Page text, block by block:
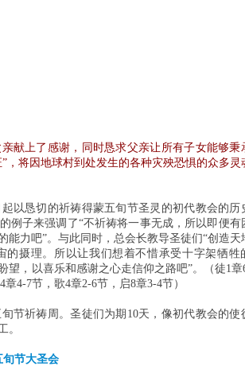
献上了感谢，同时恳求父亲让所有子女能够秉
将因地球村到处发生的各种灾殃恐惧的众多灵
以恳切的祈祷得蒙五旬节圣灵的初代教会的历
例子来强调了“不祈祷将一事无成，所以即便有
能力吧”。与此同时，总会长教导圣徒们“创造天
摄理。所以让我们想着不惜承受十字架牺牲
望，以喜乐和感谢之心走信仰之路吧”。（徒1章
4-7节，歌4章2-6节，启8章3-4节）
节祈祷周。圣徒们为期10天，像初代教会的使
。
旬节大圣会